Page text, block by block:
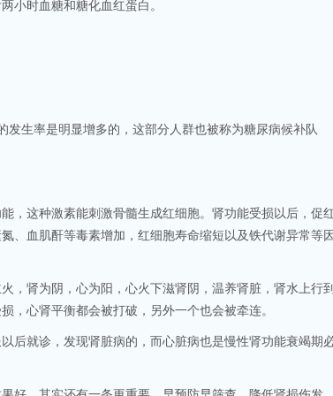
时血糖和糖化血红蛋白。
生率是明显增多的，这部分人群也被称为糖尿病候补队
这种激素能刺激骨髓生成红细胞。肾功能受损以后，促
、血肌酐等毒素增加，红细胞寿命缩短以及铁代谢异常等因
肾为阴，心为阳，心火下滋肾阴，温养肾脏，肾水上行到
，心肾平衡都会被打破，另外一个也会被牵连。
就诊，发现肾脏病的，而心脏病也是慢性肾功能衰竭期